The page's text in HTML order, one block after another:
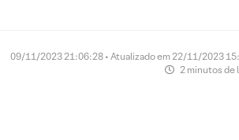
09/11/2023 21:06:28 • Atualizado em 22/11/2023
2 minutos de